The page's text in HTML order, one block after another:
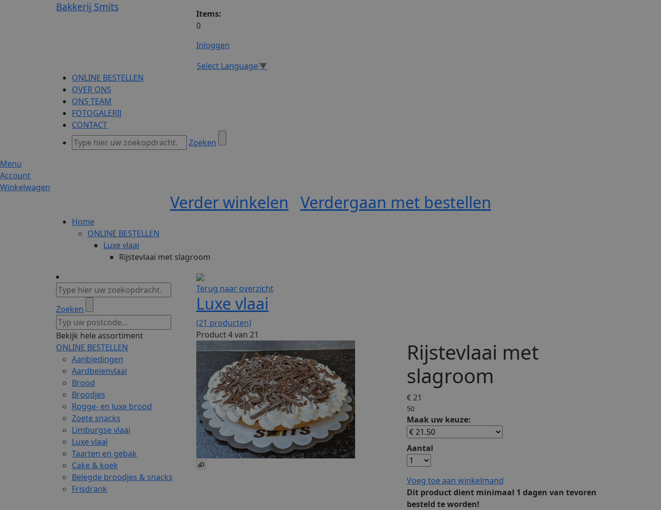
Bakkerij Smits
Items:
0
Inloggen
Select Language▼
ONLINE BESTELLEN
OVER ONS
ONS TEAM
FOTOGALERIJ
CONTACT
Zoeken
Menu
Account
Winkelwagen
Verder winkelen Verdergaan met bestellen
Home
ONLINE BESTELLEN
Luxe vlaai
Rijstevlaai met slagroom
Zoeken
Bekijk hele assortiment
ONLINE BESTELLEN
Aanbiedingen
Aardbeienvlaai
Brood
Broodjes
Rogge- en luxe brood
Zoete snacks
Limburgse vlaai
Luxe vlaai
Taarten en gebak
Cake & koek
Belegde broodjes & snacks
Frisdrank
Terug naar overzicht
Luxe vlaai
(21 producten)
Product 4 van 21
Rijstevlaai met
slagroom
€ 21
50
Maak uw keuze:
Aantal
Voeg toe aan winkelmand
Dit product dient minimaal 1 dagen van tevoren
besteld te worden!